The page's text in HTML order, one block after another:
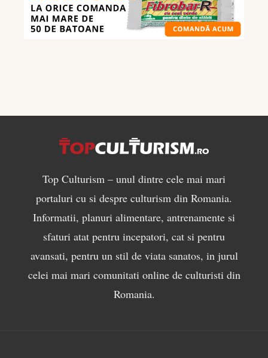
pentru
masă
musculară
Top Culturism – unul dintre cele mai mari
portaluri cu si despre culturism din Romania.
Informatii, planuri alimentare, antrenamente si
sfaturi atat pentru incepatori, cat si pentru
avansati, pentru un stil de viata sanatos, in jurul
celei mai mari comunitati online de culturisti din
Romania.